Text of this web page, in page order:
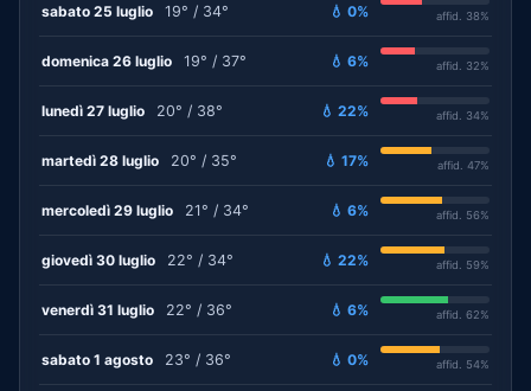
sabato 25 luglio 19° / 34° 💧 0% affid. 38%
domenica 26 luglio 19° / 37° 💧 6% affid. 32%
lunedì 27 luglio 20° / 38° 💧 22% affid. 34%
martedì 28 luglio 20° / 35° 💧 17% affid. 47%
mercoledì 29 luglio 21° / 34° 💧 6% affid. 56%
giovedì 30 luglio 22° / 34° 💧 22% affid. 59%
venerdì 31 luglio 22° / 36° 💧 6% affid. 62%
sabato 1 agosto 23° / 36° 💧 0% affid. 54%